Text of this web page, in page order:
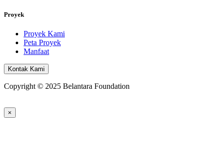
Proyek
Proyek Kami
Peta Proyek
Manfaat
Kontak Kami
Copyright © 2025 Belantara Foundation
×